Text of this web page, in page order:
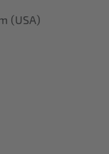
(USA)